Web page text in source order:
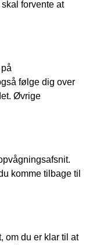
forvente at
følge dig over
Øvrige
komme tilbage til
om du er klar til at